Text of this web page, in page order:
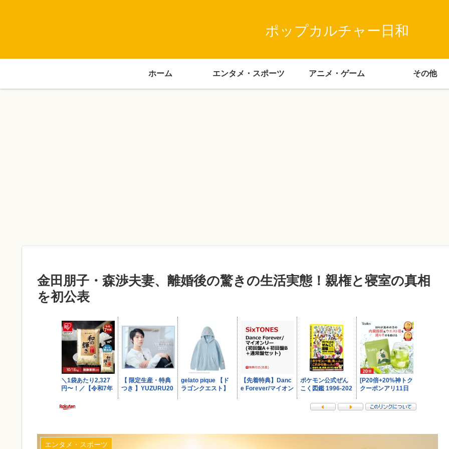
ポップカルチャー日和
ホーム エンタメ・スポーツ アニメ・ゲーム その他
金田朋子・森渉夫妻、離婚後の驚きの生活実態！親権と寝室の真相
を初公表
エンタメ・スポーツ